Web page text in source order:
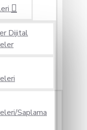
Dijital
Saplama